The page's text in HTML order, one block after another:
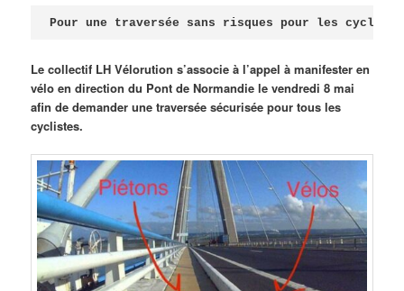
Pour une traversée sans risques pour les
Le collectif LH Vélorution s’associe à l’appel à manifester en
vélo en direction du Pont de Normandie le vendredi 8 mai
afin de demander une traversée sécurisée pour tous les
cyclistes.